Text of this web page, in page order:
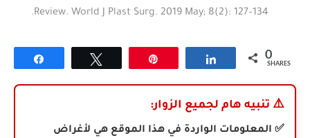
Review. World J Plast Surg. 2019 May; 8(2): 127–134.
Share 0
SHARES
⚠️ تنبيه هام لجميع الزوار:
✅ المعلومات الواردة في هذا الموقع هي لأغراض